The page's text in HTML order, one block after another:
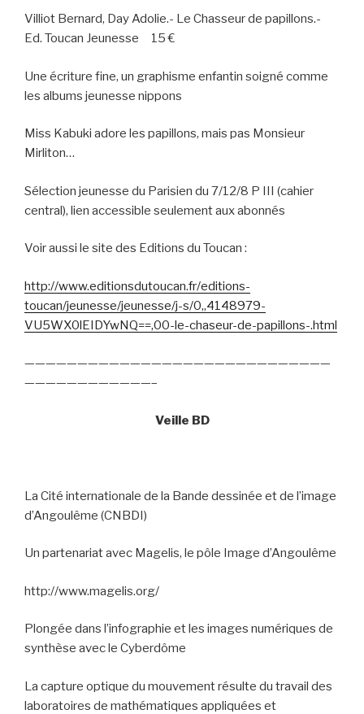
Villiot Bernard, Day Adolie.- Le Chasseur de papillons.-
Ed. Toucan Jeunesse
15 €
Une écriture fine, un graphisme enfantin soigné comme
les albums jeunesse nippons
Miss Kabuki adore les papillons, mais pas Monsieur
Mirliton…
Sélection jeunesse du Parisien du 7/12/8 P III (cahier
central), lien accessible seulement aux abonnés
Voir aussi le site des Editions du Toucan :
http://www.editionsdutoucan.fr/editions-
toucan/jeunesse/jeunesse/j-s/0,,4148979-
VU5WX0lEIDYwNQ==,00-le-chaseur-de-papillons-.html
—————————————————————————————
————————————–
Veille BD
La Cité internationale de la Bande dessinée et de l’image
d’Angoulême (CNBDI)
Un partenariat avec Magelis, le pôle Image d’Angoulême
http://www.magelis.org/
Plongée dans l’infographie et les images numériques de
synthèse avec le Cyberdôme
La capture optique du mouvement résulte du travail des
laboratoires de mathématiques appliquées et